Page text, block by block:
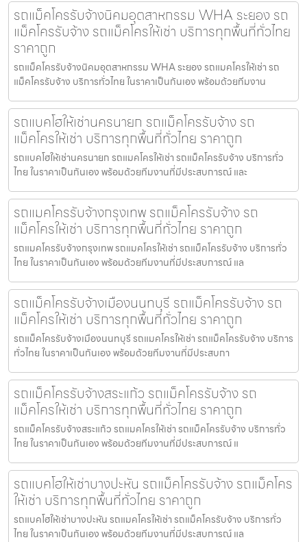
รถแม็คโครรับจ้างนิคมอุตสาหกรรม WHA ระยอง รถ
แม็คโครรับจ้าง รถแม็คโครให้เช่า บริการทุกพื้นที่ทั่วไทย
ราคาถูก
รถแม็คโครรับจ้างนิคมอุตสาหกรรม WHA ระยอง รถแมคโครให้เช่า รถ
แม็คโครรับจ้าง บริการทั่วไทย ในราคาเป็นกันเอง พร้อมด้วยทีมงาน
รถแบคโฮให้เช่านครนายก รถแม็คโครรับจ้าง รถ
แม็คโครให้เช่า บริการทุกพื้นที่ทั่วไทย ราคาถูก
รถแบคโฮให้เช่านครนายก รถแมคโครให้เช่า รถแม็คโครรับจ้าง บริการทั่ว
ไทย ในราคาเป็นกันเอง พร้อมด้วยทีมงานที่มีประสบการณ์ และ
รถแมคโครรับจ้างกรุงเทพ รถแม็คโครรับจ้าง รถ
แม็คโครให้เช่า บริการทุกพื้นที่ทั่วไทย ราคาถูก
รถแมคโครรับจ้างกรุงเทพ รถแมคโครให้เช่า รถแม็คโครรับจ้าง บริการทั่ว
ไทย ในราคาเป็นกันเอง พร้อมด้วยทีมงานที่มีประสบการณ์ แล
รถแม็คโครรับจ้างเมืองนนทบุรี รถแม็คโครรับจ้าง รถ
แม็คโครให้เช่า บริการทุกพื้นที่ทั่วไทย ราคาถูก
รถแม็คโครรับจ้างเมืองนนทบุรี รถแมคโครให้เช่า รถแม็คโครรับจ้าง บริการ
ทั่วไทย ในราคาเป็นกันเอง พร้อมด้วยทีมงานที่มีประสบกา
รถแม็คโครรับจ้างสระแก้ว รถแม็คโครรับจ้าง รถ
แม็คโครให้เช่า บริการทุกพื้นที่ทั่วไทย ราคาถูก
รถแม็คโครรับจ้างสระแก้ว รถแมคโครให้เช่า รถแม็คโครรับจ้าง บริการทั่ว
ไทย ในราคาเป็นกันเอง พร้อมด้วยทีมงานที่มีประสบการณ์ แ
รถแบคโฮให้เช่าบางปะหัน รถแม็คโครรับจ้าง รถแม็คโคร
ให้เช่า บริการทุกพื้นที่ทั่วไทย ราคาถูก
รถแบคโฮให้เช่าบางปะหัน รถแมคโครให้เช่า รถแม็คโครรับจ้าง บริการทั่ว
ไทย ในราคาเป็นกันเอง พร้อมด้วยทีมงานที่มีประสบการณ์ แล